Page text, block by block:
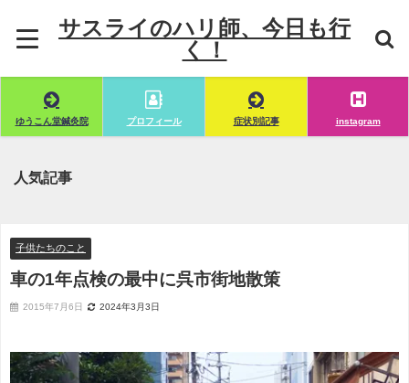
サスライのハリ師、今日も行
く！
ゆうこん堂鍼灸院 プロフィール 症状別記事 instagram
人気記事
子供たちのこと
車の1年点検の最中に呉市街地散策
2015年7月6日 2024年3月3日